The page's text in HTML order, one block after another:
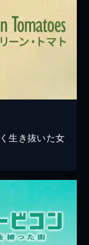
生き抜いた女